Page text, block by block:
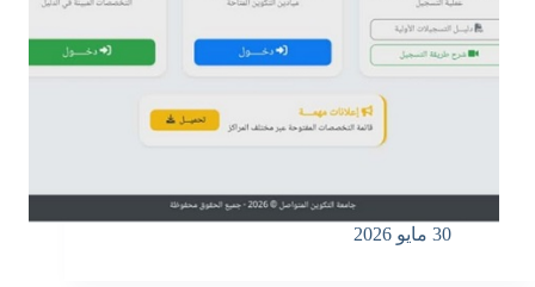
30 مايو 2026